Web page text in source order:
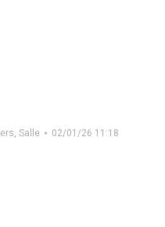
, Salle 02/01/26 11:18